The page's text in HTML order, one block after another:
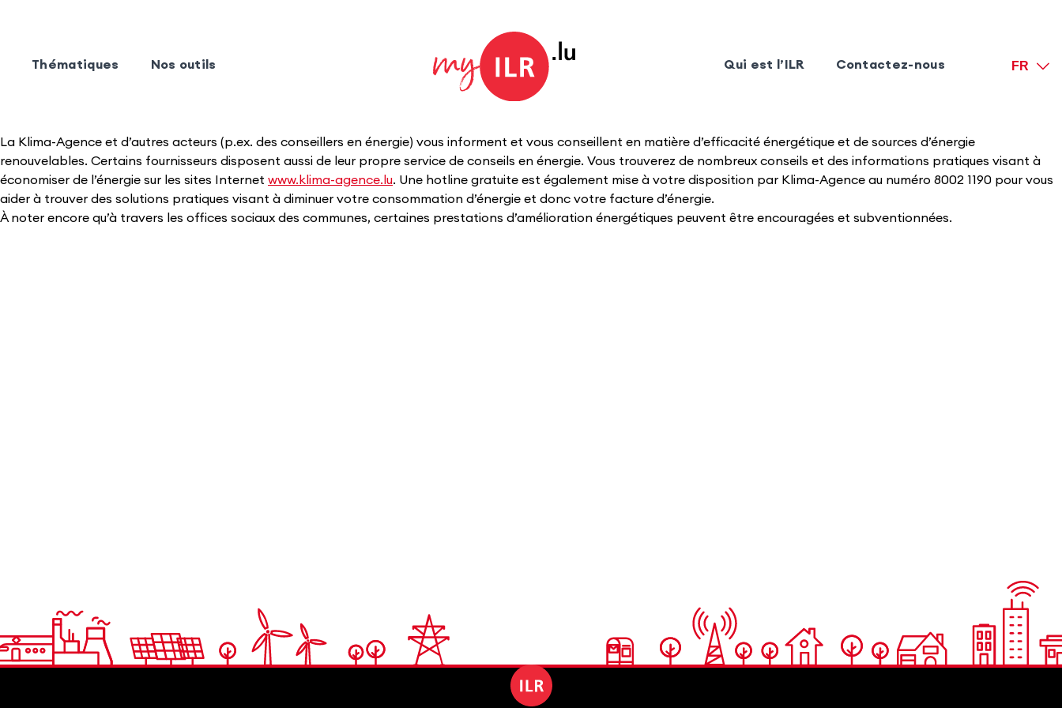
Thématiques Nos outils Qui est l’ILR Contactez-nous FR
La Klima-Agence​ et d’autres acteurs (p.ex. des conseillers en énergie) vous informent et vous conseillent en matière d’efficacité énergétique et de sources d’énergie
renouvelables. Certains fournisseurs disposent aussi de leur propre service de conseils en énergie. Vous trouverez de nombreux conseils et des informations pratiques visant à
économiser de l’énergie sur les sites Internet www.klima-agence.lu​. Une hotline gratuite est également mise à votre disposition par Klima-Agence au numéro 8002 1190 pour vous
aider à trouver des solutions pratiques visant à diminuer votre consommation d’énergie et donc votre facture d’énergie.
À noter encore qu’à travers les offices sociaux des communes, certaines prestations d’amélioration énergétiques peuvent être encouragées et subventionnées.